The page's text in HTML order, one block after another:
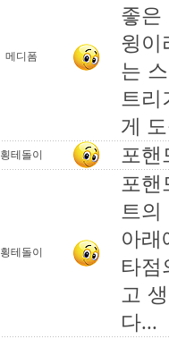
메디폼
좋은
윙이
는
트리
게
횡테돌이 포핸
횡테돌이
포
트의
아
타점
고
다...